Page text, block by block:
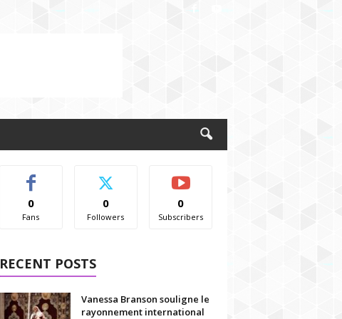
0
Fans
0
Followers
0
Subscribers
RECENT POSTS
Vanessa Branson souligne le
rayonnement international